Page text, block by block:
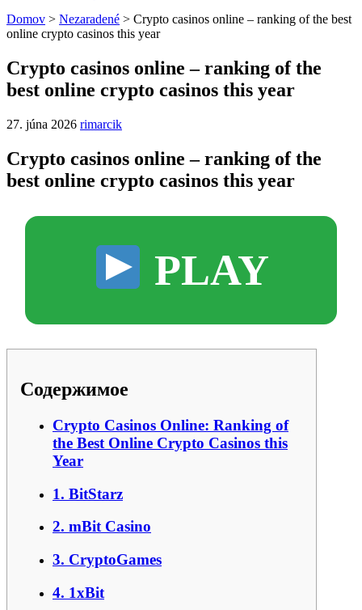
Domov > Nezaradené > Crypto casinos online – ranking of the best
online crypto casinos this year
Crypto casinos online – ranking of the
best online crypto casinos this year
27. júna 2026 rimarcik
Crypto casinos online – ranking of the
best online crypto casinos this year
PLAY
Содержимое
Crypto Casinos Online: Ranking of
the Best Online Crypto Casinos this
Year
1. BitStarz
2. mBit Casino
3. CryptoGames
4. 1xBit